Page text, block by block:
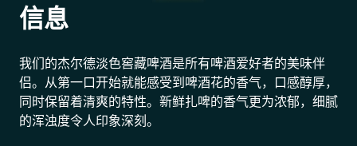
信息
我们的杰尔德淡色窖藏啤酒是所有啤酒爱好者的美味伴
侣。从第一口开始就能感受到啤酒花的香气，口感醇厚，
同时保留着清爽的特性。新鲜扎啤的香气更为浓郁，细腻
的浑浊度令人印象深刻。